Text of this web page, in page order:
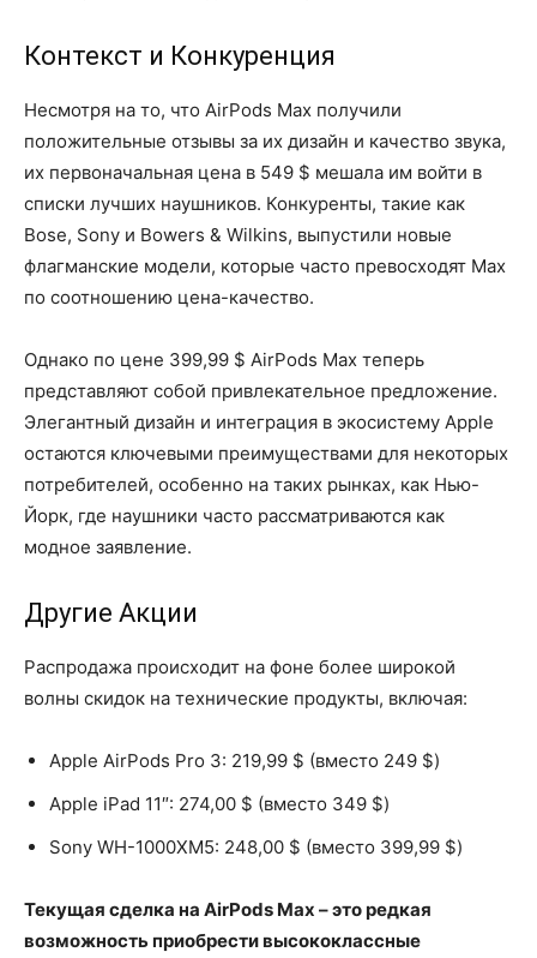
Контекст и Конкуренция
Несмотря на то, что AirPods Max получили
положительные отзывы за их дизайн и качество звука,
их первоначальная цена в 549 $ мешала им войти в
списки лучших наушников. Конкуренты, такие как
Bose, Sony и Bowers & Wilkins, выпустили новые
флагманские модели, которые часто превосходят Max
по соотношению цена-качество.
Однако по цене 399,99 $ AirPods Max теперь
представляют собой привлекательное предложение.
Элегантный дизайн и интеграция в экосистему Apple
остаются ключевыми преимуществами для некоторых
потребителей, особенно на таких рынках, как Нью-
Йорк, где наушники часто рассматриваются как
модное заявление.
Другие Акции
Распродажа происходит на фоне более широкой
волны скидок на технические продукты, включая:
Apple AirPods Pro 3: 219,99 $ (вместо 249 $)
Apple iPad 11″: 274,00 $ (вместо 349 $)
Sony WH-1000XM5: 248,00 $ (вместо 399,99 $)
Текущая сделка на AirPods Max – это редкая
возможность приобрести высококлассные